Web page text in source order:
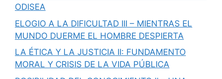
ODISEA
ELOGIO A LA DIFICULTAD III – MIENTRAS EL
MUNDO DUERME EL HOMBRE DESPIERTA
LA ÉTICA Y LA JUSTICIA II: FUNDAMENTO
MORAL Y CRISIS DE LA VIDA PÚBLICA